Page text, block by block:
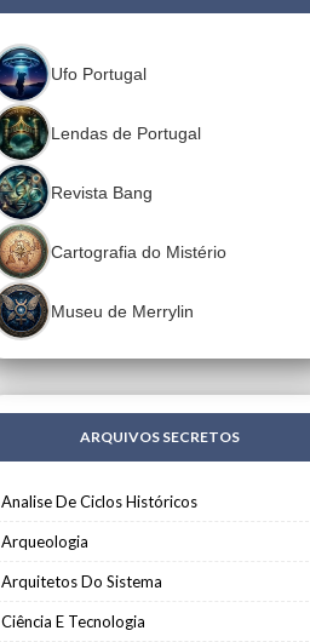
Ufo Portugal
Lendas de Portugal
Revista Bang
Cartografia do Mistério
Museu de Merrylin
ARQUIVOS SECRETOS
Analise De Ciclos Históricos
Arqueologia
Arquitetos Do Sistema
Ciência E Tecnologia